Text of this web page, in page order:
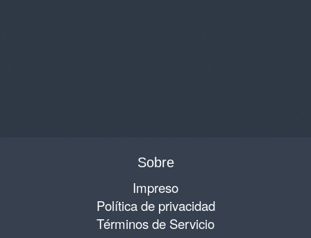
Sobre
Impreso
Política de privacidad
Términos de Servicio